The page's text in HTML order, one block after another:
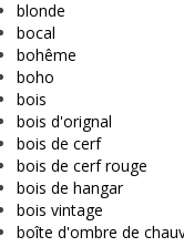
blonde
bocal
bohême
boho
bois
bois d'orignal
bois de cerf
bois de cerf rouge
bois de hangar
bois vintage
boîte d'ombre de